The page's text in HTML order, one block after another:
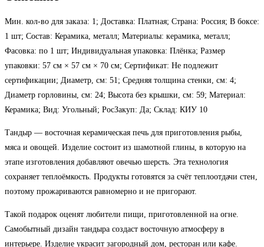
Мин. кол-во для заказа: 1; Доставка: Платная; Страна: Россия; В боксе:
1 шт; Состав: Керамика, металл; Материалы: керамика, металл;
Фасовка: по 1 шт; Индивидуальная упаковка: Плёнка; Размер
упаковки: 57 см × 57 см × 70 см; Сертификат: Не подлежит
сертификации; Диаметр, см: 51; Средняя толщина стенки, см: 4;
Диаметр горловины, см: 24; Высота без крышки, см: 59; Материал:
Керамика; Вид: Угольный; РосЗакуп: Да; Склад: КИУ 10
Тандыр — восточная керамическая печь для приготовления рыбы,
мяса и овощей. Изделие состоит из шамотной глины, в которую на
этапе изготовления добавляют овечью шерсть. Эта технология
сохраняет теплоёмкость. Продукты готовятся за счёт теплоотдачи стен,
поэтому прожариваются равномерно и не пригорают.
Такой подарок оценят любители пищи, приготовленной на огне.
Самобытный дизайн тандыра создаст восточную атмосферу в
интерьере. Изделие украсит загородный дом, ресторан или кафе.